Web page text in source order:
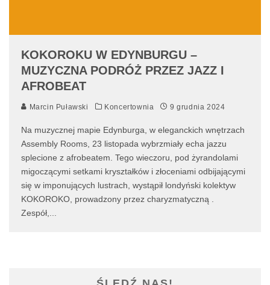
KOKOROKU W EDYNBURGU –
MUZYCZNA PODRÓŻ PRZEZ JAZZ I
AFROBEAT
Marcin Puławski Koncertownia 9 grudnia 2024
Na muzycznej mapie Edynburga, w eleganckich wnętrzach
Assembly Rooms, 23 listopada wybrzmiały echa jazzu
splecione z afrobeatem. Tego wieczoru, pod żyrandolami
migoczącymi setkami kryształków i złoceniami odbijającymi
się w imponujących lustrach, wystąpił londyński kolektyw
KOKOROKO, prowadzony przez charyzmatyczną .
Zespół,...